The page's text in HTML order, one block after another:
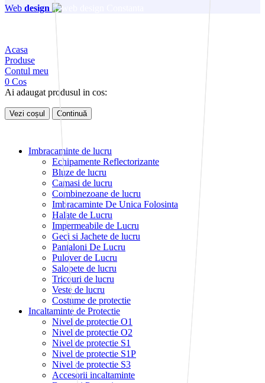
Web design
Acasa
Produse
Contul meu
0 Cos
Ai adaugat produsul in cos:
Vezi coșul Continuă
Imbracaminte de lucru
Echipamente Reflectorizante
Bluze de lucru
Camasi de lucru
Combinezoane de lucru
Imbracaminte De Unica Folosinta
Halate de Lucru
Impermeabile de Lucru
Geci si Jachete de lucru
Pantaloni De Lucru
Pulover de Lucru
Salopete de lucru
Tricouri de lucru
Veste de lucru
Costume de protectie
Incaltaminte de Protectie
Nivel de protectie O1
Nivel de protectie O2
Nivel de protectie S1
Nivel de protectie S1P
Nivel de protectie S3
Accesorii incaltaminte